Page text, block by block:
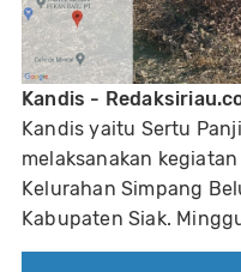
Kandis -
Kandis yaitu Sertu
melaksanakan
Kelurahan Simpang
Kabupaten Siak.